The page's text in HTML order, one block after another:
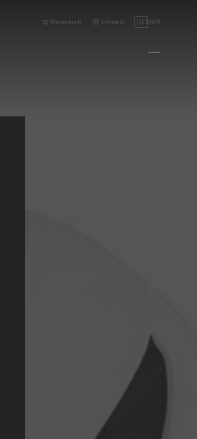
Warenkorb Schweiz DEENFR